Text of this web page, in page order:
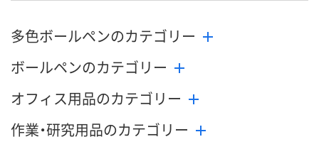
多色ボールペンのカテゴリー
ボールペンのカテゴリー
オフィス用品のカテゴリー
作業・研究用品のカテゴリー